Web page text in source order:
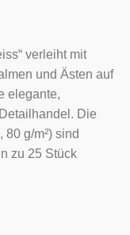
verleiht mit
und Ästen auf
elegante,
Die
g/m²) sind
zu 25 Stück